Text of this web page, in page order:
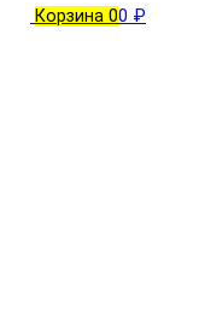
Корзина 00 ₽